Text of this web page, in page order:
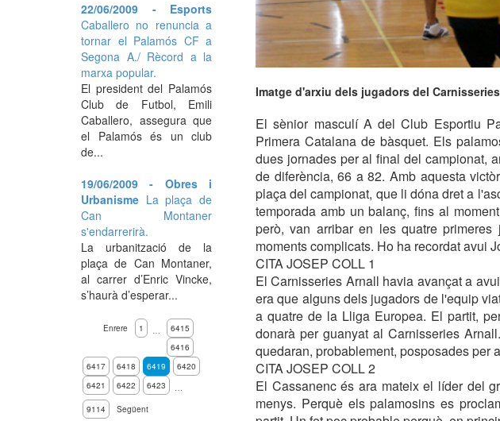
Imatge d'arxiu dels jugadors del
El sènior masculí A del Club Esportiu
Primera Catalana de bàsquet. Els
dues jornades per al final del campionat,
de diferència, 66 a 82. Amb aquesta
plaça del campionat, que li dóna dret a
temporada amb un balanç, fins al
però, van arribar en les quatre
moments complicats. Ho ha recordat avui
CITA JOSEP COLL 1
El Carnisseries Arnall havia avançat a
era que alguns dels jugadors de l'equip
a quatre de la Lliga Europea. El partit,
donarà per guanyat al Carnisseries
quedaran, probablement, posposades per
CITA JOSEP COLL 2
El Cassanenc és ara mateix el líder del
menys. Perquè els palamosins es
22/06/2009 - Esports
Caballero no renuncia a
tornar el Palamós CF a
Segona A./ Rècord a la
marxa popular.
El president del Palamós
Club de Futbol, Emili
Caballero, assegura que
el Palamós és un club
de...
19/06/2009 - Obres i
Urbanisme La plaça de
Can Montaner
s'endarrerirà.
La urbanització de la
plaça de Can Montaner,
al carrer d’Enric Vincke,
s’haurà d’esperar...
Enrere 1 …
6415
6416
6417
6418 6419
6420
6421
6422 6423
…
9114
Següent